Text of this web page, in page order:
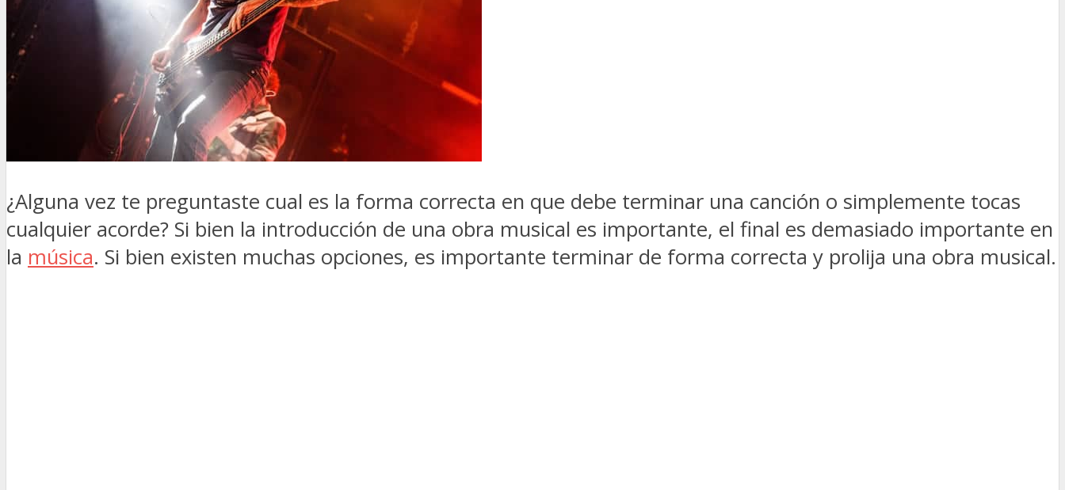
¿Alguna vez te preguntaste cual es la forma correcta en que debe terminar una canción o simplemente tocas
cualquier acorde? Si bien la introducción de una obra musical es importante, el final es demasiado importante en
la música. Si bien existen muchas opciones, es importante terminar de forma correcta y prolija una obra musical.